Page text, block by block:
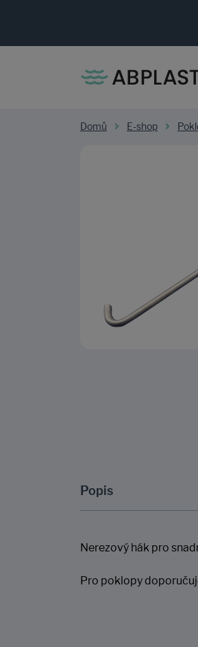
Domů E-shop
Popis
Nerezový hák pro
Pro poklopy